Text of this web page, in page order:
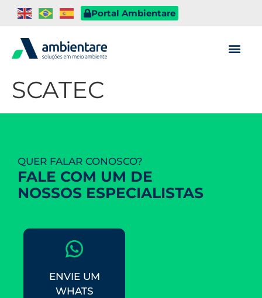
Portal Ambientare
SCATEC
QUER FALAR CONOSCO?
FALE COM UM DE
NOSSOS ESPECIALISTAS
ENVIE UM
WHATS